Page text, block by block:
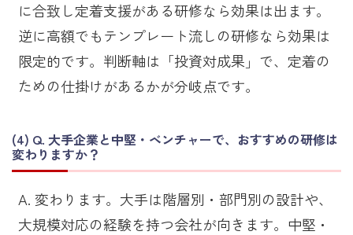
に合致し定着支援がある研修なら効果は出ます。
逆に高額でもテンプレート流しの研修なら効果は
限定的です。判断軸は「投資対成果」で、定着の
ための仕掛けがあるかが分岐点です。
Q. 大手企業と中堅・ベンチャーで、おすすめの研修は
変わりますか？
A. 変わります。大手は階層別・部門別の設計や、
大規模対応の経験を持つ会社が向きます。中堅・